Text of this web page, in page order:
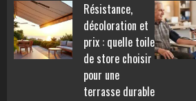
Résistance,
décoloration et
prix : quelle toile
de store choisir
pour une
terrasse durable